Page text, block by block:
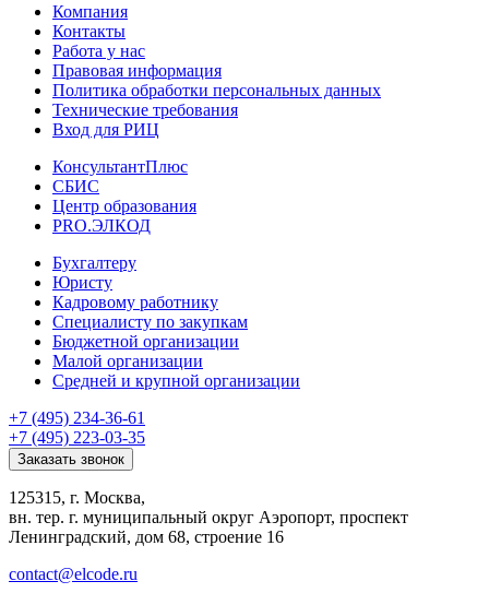
Компания
Контакты
Работа у нас
Правовая информация
Политика обработки персональных данных
Технические требования
Вход для РИЦ
КонсультантПлюс
СБИС
Центр образования
PRO.ЭЛКОД
Бухгалтеру
Юристу
Кадровому работнику
Специалисту по закупкам
Бюджетной организации
Малой организации
Средней и крупной организации
+7 (495) 234-36-61
+7 (495) 223-03-35
Заказать звонок
125315, г. Москва,
вн. тер. г. муниципальный округ Аэропорт, проспект
Ленинградский, дом 68, строение 16
contact@elcode.ru